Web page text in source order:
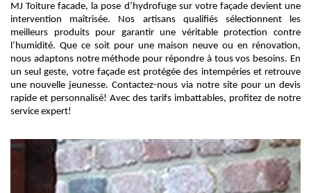
MJ Toiture facade, la pose d’hydrofuge sur votre façade devient une
intervention maîtrisée. Nos artisans qualifiés sélectionnent les
meilleurs produits pour garantir une véritable protection contre
l’humidité. Que ce soit pour une maison neuve ou en rénovation,
nous adaptons notre méthode pour répondre à tous vos besoins. En
un seul geste, votre façade est protégée des intempéries et retrouve
une nouvelle jeunesse. Contactez-nous via notre site pour un devis
rapide et personnalisé! Avec des tarifs imbattables, profitez de notre
service expert!